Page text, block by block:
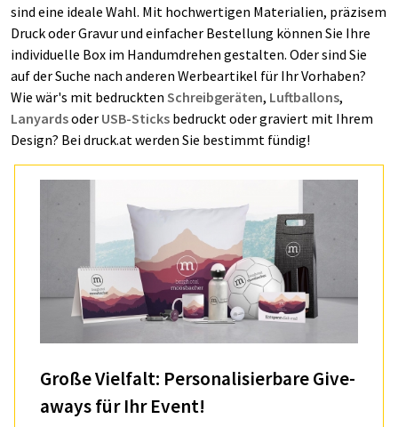
sind eine ideale Wahl. Mit hochwertigen Materialien, präzisem
Druck oder Gravur und einfacher Bestellung können Sie Ihre
individuelle Box im Handumdrehen gestalten. Oder sind Sie
auf der Suche nach anderen Werbeartikel für Ihr Vorhaben?
Wie wär's mit bedruckten Schreibgeräten, Luftballons,
Lanyardsoder USB-Sticks bedruckt oder graviert mit Ihrem
Design? Bei druck.at werden Sie bestimmt fündig!
Große Vielfalt: Personalisierbare Give-
aways für Ihr Event!